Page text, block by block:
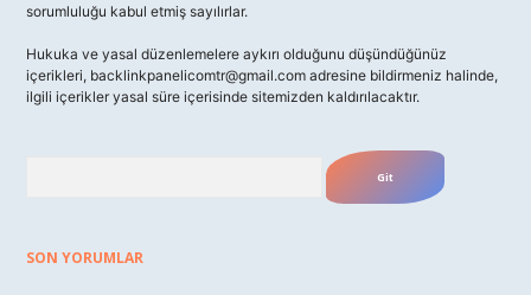
sorumluluğu kabul etmiş sayılırlar.
Hukuka ve yasal düzenlemelere aykırı olduğunu düşündüğünüz
içerikleri, backlinkpanelicomtr@gmail.com adresine bildirmeniz halinde,
ilgili içerikler yasal süre içerisinde sitemizden kaldırılacaktır.
SON YORUMLAR